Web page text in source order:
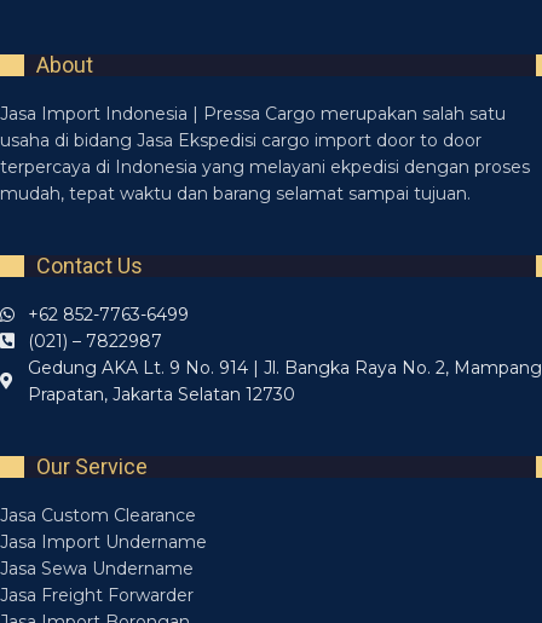
About
Jasa Import Indonesia | Pressa Cargo merupakan salah satu
usaha di bidang Jasa Ekspedisi cargo import door to door
terpercaya di Indonesia yang melayani ekpedisi dengan proses
mudah, tepat waktu dan barang selamat sampai tujuan.
Contact Us
+62 852-7763-6499
(021) – 7822987
Gedung AKA Lt. 9 No. 914 | Jl. Bangka Raya No. 2, Mampang
Prapatan, Jakarta Selatan 12730
Our Service
Jasa Custom Clearance
Jasa Import Undername
Jasa Sewa Undername
Jasa Freight Forwarder